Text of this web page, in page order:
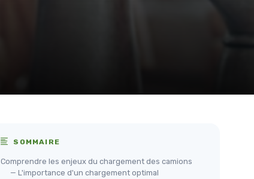
SOMMAIRE
Comprendre les enjeux du chargement des camions
— L'importance d'un chargement optimal